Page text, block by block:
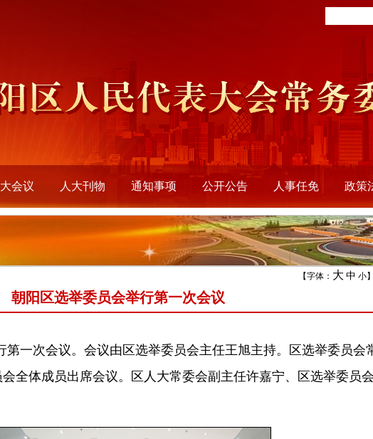
会议 人大刊物 通知事项 公开公告 人事任免 政策
【字体： 大 中 小
朝阳区选举委员会举行第一次会议
第一次会议。会议由区选举委员会主任王旭主持。区选举委员会
全体成员出席会议。区人大常委会副主任许嘉宁、区选举委员